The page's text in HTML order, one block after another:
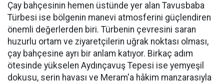
Çay bahçesinin hemen üstünde yer alan Tavusbaba
Türbesi ise bölgenin manevi atmosferini güçlendiren
önemli değerlerden biri. Türbenin çevresini saran
huzurlu ortam ve ziyaretçilerin uğrak noktası olması,
çay bahçesine ayrı bir anlam katıyor. Birkaç adım
ötesinde yükselen Aydınçavuş Tepesi ise yemyeşil
dokusu, serin havası ve Meram'a hâkim manzarasıyla